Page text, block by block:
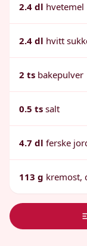
2.4 dl hvetemel
2.4 dl hvitt
2 ts bakepulver
0.5 ts salt
4.7 dl ferske
113 g kremost,